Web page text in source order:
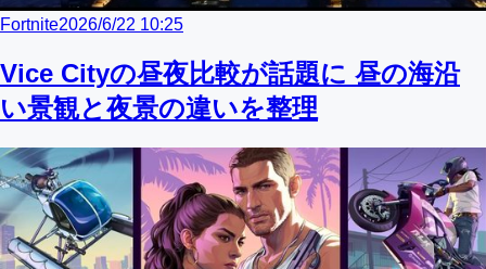
Fortnite2026/6/22 10:25
Vice Cityの昼夜比較が話題に 昼の海沿
い景観と夜景の違いを整理